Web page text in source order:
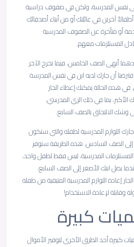
نفس المدرسة، ولكن في صفوف دراسية
آخرين في عائلتك أو من أبناء أصدقائك
أو متأخرة عن الصفوف المدرسية
المستلزمات معهم.
أنهى الصف الخامس، فيما تخرج الآخر
أن جارك لديه ابن في نفس المدرسة
هذه الحالة يمكنك إعطاء الجار
الأكبر، بما في ذلك الزي المدرسي،
وشك الالتحاق بالصف السابع.
اللوازم المدرسية لطفله والتي ستكون
إلى الصف السادس. هذه الطريقة ستوفر
المدرسية، ليس فقط لطفل واحد،
يصل ابنك الأصغر إلى الصف السابع،
إعادة اللوازم المدرسية المتبقية من طفله
وقابلة لإعادة الاستخدام!
كبيرة
كبيرة أحد الطرق الأخرى لتوفير الأموال